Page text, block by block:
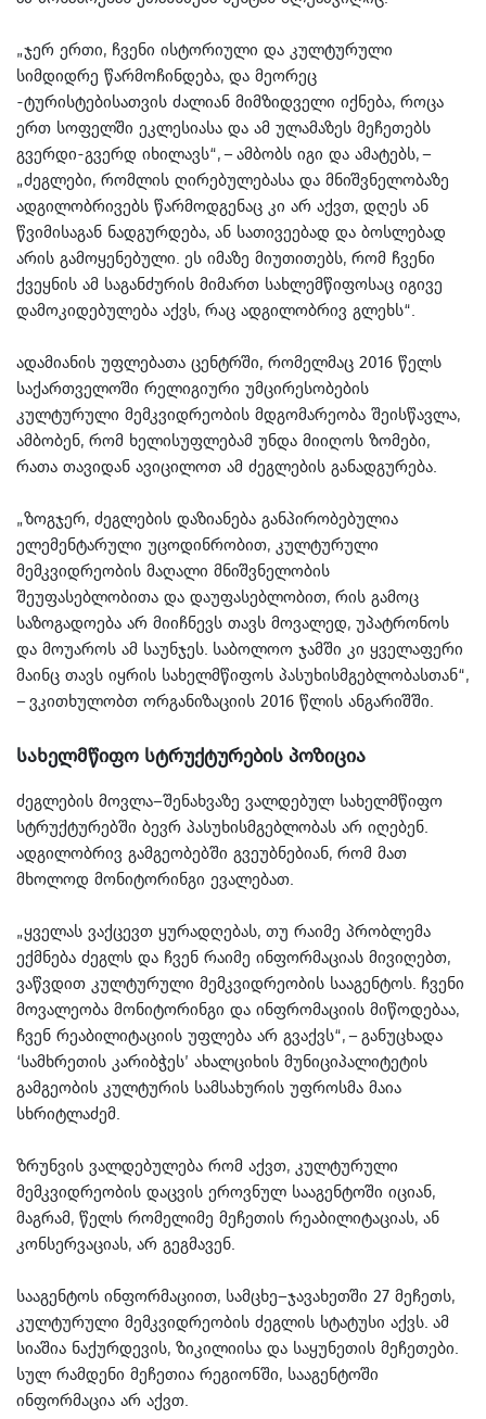
„ჯერ ერთი, ჩვენი ისტორიული და კულტურული
სიმდიდრე წარმოჩინდება, და მეორეც
-ტურისტებისათვის ძალიან მიმზიდველი იქნება, როცა
ერთ სოფელში ეკლესიასა და ამ ულამაზეს მეჩეთებს
გვერდი-გვერდ იხილავს“, – ამბობს იგი და ამატებს, –
„ძეგლები, რომლის ღირებულებასა და მნიშვნელობაზე
ადგილობრივებს წარმოდგენაც კი არ აქვთ, დღეს ან
წვიმისაგან ნადგურდება, ან სათივეებად და ბოსლებად
არის გამოყენებული. ეს იმაზე მიუთითებს, რომ ჩვენი
ქვეყნის ამ საგანძურის მიმართ სახლემწიფოსაც იგივე
დამოკიდებულება აქვს, რაც ადგილობრივ გლეხს“.
ადამიანის უფლებათა ცენტრში, რომელმაც 2016 წელს
საქართველოში რელიგიური უმცირესობების
კულტურული მემკვიდრეობის მდგომარეობა შეისწავლა,
ამბობენ, რომ ხელისუფლებამ უნდა მიიღოს ზომები,
რათა თავიდან ავიცილოთ ამ ძეგლების განადგურება.
„ზოგჯერ, ძეგლების დაზიანება განპირობებულია
ელემენტარული უცოდინრობით, კულტურული
მემკვიდრეობის მაღალი მნიშვნელობის
შეუფასებლობითა და დაუფასებლობით, რის გამოც
საზოგადოება არ მიიჩნევს თავს მოვალედ, უპატრონოს
და მოუაროს ამ საუნჯეს. საბოლოო ჯამში კი ყველაფერი
მაინც თავს იყრის სახელმწიფოს პასუხისმგებლობასთან“,
– ვკითხულობთ ორგანიზაციის 2016 წლის ანგარიშში.
სახელმწიფო სტრუქტურების პოზიცია
ძეგლების მოვლა–შენახვაზე ვალდებულ სახელმწიფო
სტრუქტურებში ბევრ პასუხისმგებლობას არ იღებენ.
ადგილობრივ გამგეობებში გვეუბნებიან, რომ მათ
მხოლოდ მონიტორინგი ევალებათ.
„ყველას ვაქცევთ ყურადღებას, თუ რაიმე პრობლემა
ექმნება ძეგლს და ჩვენ რაიმე ინფორმაციას მივიღებთ,
ვაწვდით კულტურული მემკვიდრეობის სააგენტოს. ჩვენი
მოვალეობა მონიტორინგი და ინფრომაციის მიწოდებაა,
ჩვენ რეაბილიტაციის უფლება არ გვაქვს“, – განუცხადა
‘სამხრეთის კარიბჭეს’ ახალციხის მუნიციპალიტეტის
გამგეობის კულტურის სამსახურის უფროსმა მაია
სხრიტლაძემ.
ზრუნვის ვალდებულება რომ აქვთ, კულტურული
მემკვიდრეობის დაცვის ეროვნულ სააგენტოში იციან,
მაგრამ, წელს რომელიმე მეჩეთის რეაბილიტაციას, ან
კონსერვაციას, არ გეგმავენ.
სააგენტოს ინფორმაციით, სამცხე–ჯავახეთში 27 მეჩეთს,
კულტურული მემკვიდრეობის ძეგლის სტატუსი აქვს. ამ
სიაშია ნაქურდევის, ზიკილიისა და საყუნეთის მეჩეთები.
სულ რამდენი მეჩეთია რეგიონში, სააგენტოში
ინფორმაცია არ აქვთ.